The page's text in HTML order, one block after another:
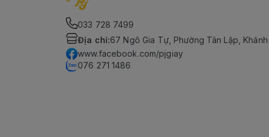
033 728 7499
Địa chỉ:67 Ngô Gia Tự, Phường Tân Lập,
www.facebook.com/pjgiay
076 271 1486